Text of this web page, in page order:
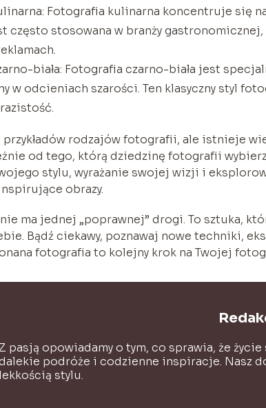
Fotografia kulinarna koncentruje się
często stosowana w branży
biała: Fotografia czarno-biała jest
w odcieniach szarości. Ten klasyczny styl
przykładów rodzajów fotografii, ale istnieje
od tego, którą dziedzinę fotografii
stylu, wyrażanie swojej wizji i
obrazy.
ma jednej „poprawnej” drogi. To sztuka,
Bądź ciekawy, poznawaj nowe techniki,
fotografia to kolejny krok na Twojej
Z pasją opowiadamy o tym, co sprawia, że
podróże i codzienne inspiracje. Nasz
stylu.